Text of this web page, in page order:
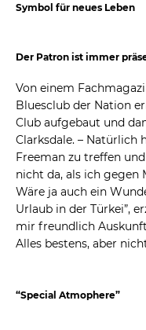
Symbol für neues Leben
Der Patron ist immer
Von einem
Bluesclub der Nation
Club aufgebaut und
Clarksdale. – Natürlich
Freeman zu treffen
nicht da, als ich gegen
Wäre ja auch ein
Urlaub in der Türkei”,
mir freundlich
Alles bestens, aber
“Special Atmophere”